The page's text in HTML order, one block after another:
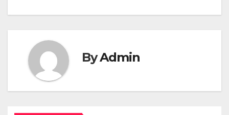
ByAdmin